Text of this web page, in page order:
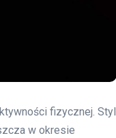
fizycznej. Styl
w okresie